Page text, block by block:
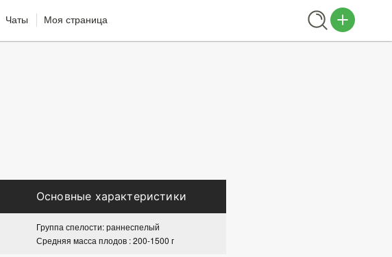
Чаты Моя страница
Основные характеристики
Группа спелости: раннеспелый
Средняя масса плодов : 200-1500 г